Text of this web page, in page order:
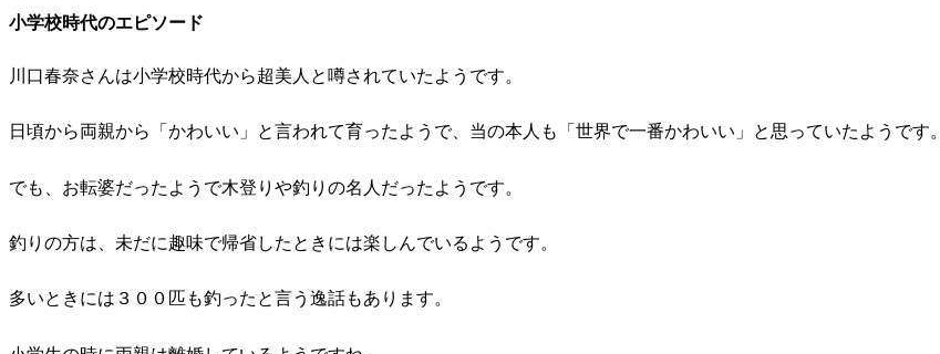
小学校時代のエピソード
川口春奈さんは小学校時代から超美人と噂されていたようです。
日頃から両親から「かわいい」と言われて育ったようで、当の本人も「世界で一番かわいい」と思っていたようです。
でも、お転婆だったようで木登りや釣りの名人だったようです。
釣りの方は、未だに趣味で帰省したときには楽しんでいるようです。
多いときには３００匹も釣ったと言う逸話もあります。